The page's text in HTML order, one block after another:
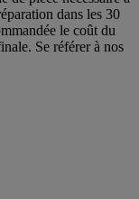
dans les 30
le coût du
Se référer à nos